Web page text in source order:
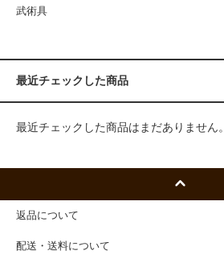
武術具
最近チェックした商品
最近チェックした商品はまだありません。
返品について
配送・送料について